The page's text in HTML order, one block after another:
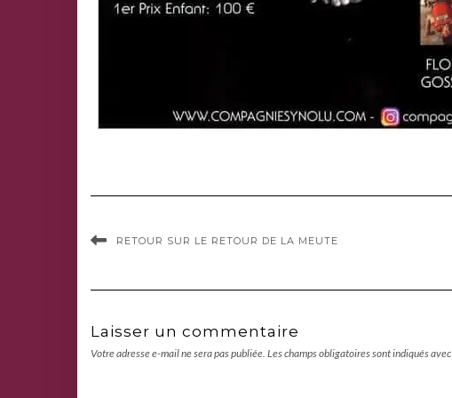
RETOUR SUR LE RETOUR DE LA MEUTE
Laisser un commentaire
Votre adresse e-mail ne sera pas publiée. Les champs obligatoires sont indiqués avec